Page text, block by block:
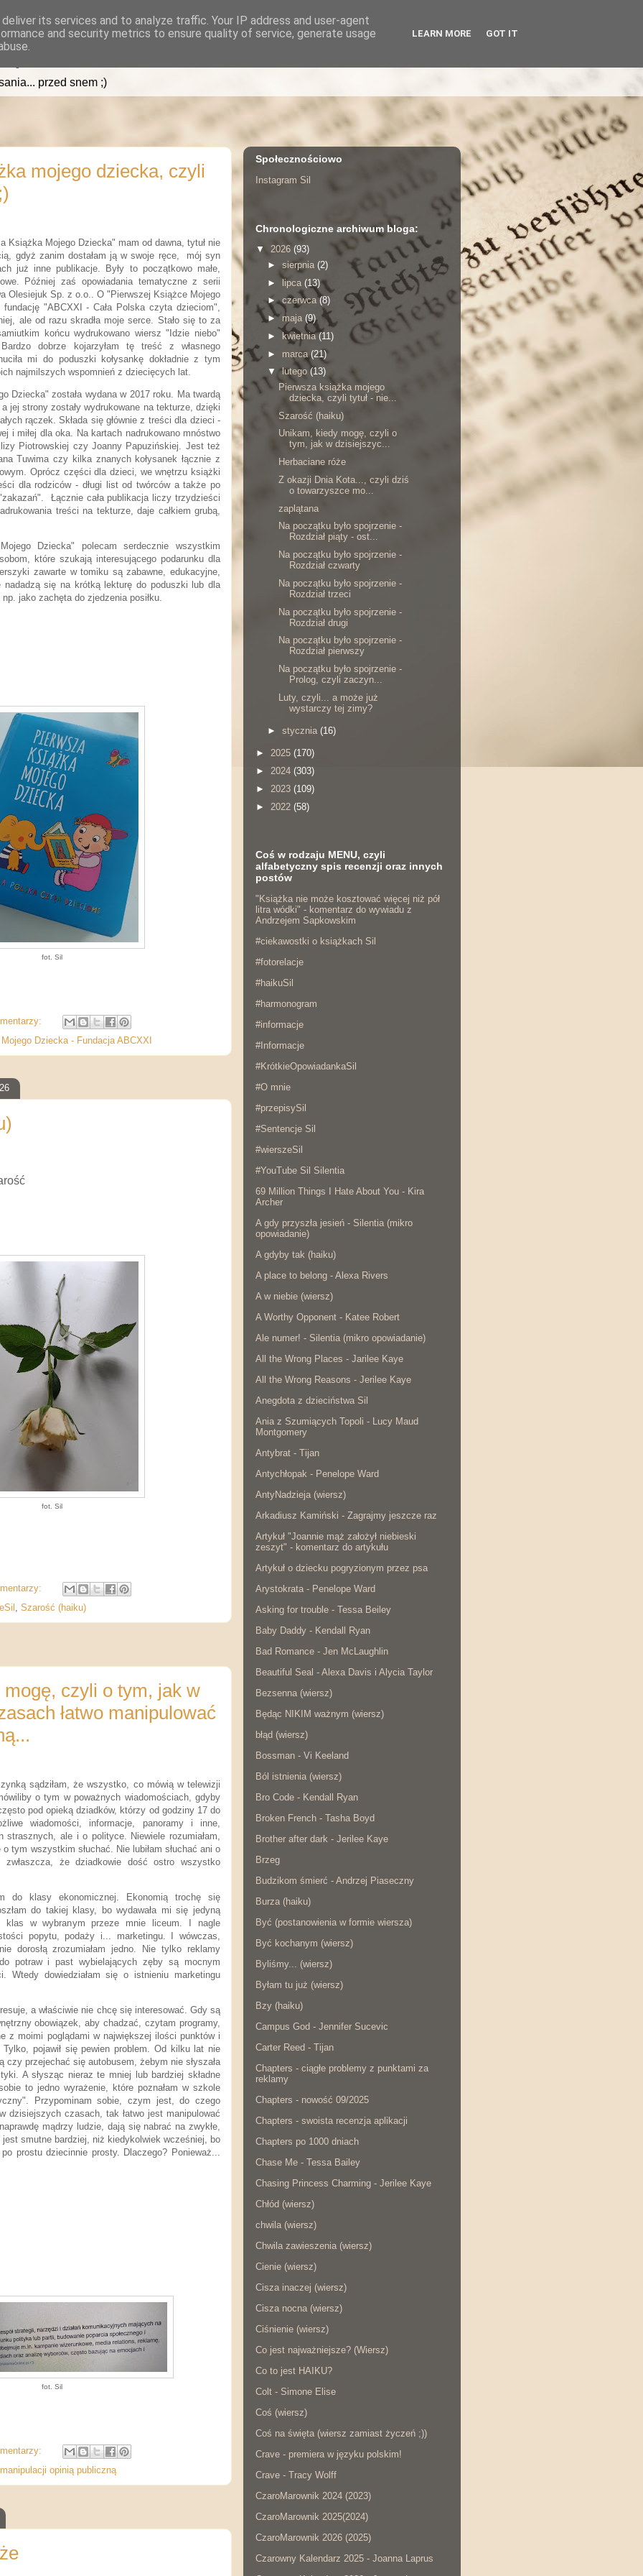
przed snem ;)
mojego dziecka, czyli
Książka Mojego Dziecka" mam od dawna, tytuł nie
gdyż zanim dostałam ją w swoje ręce, mój syn
już inne publikacje. Były to początkowo małe,
Później zaś opowiadania tematyczne z serii
Olesiejuk Sp. z o.o.. O "Pierwszej Książce Mojego
"ABCXXI - Cała Polska czyta dzieciom",
ale od razu skradła moje serce. Stało się to za
końcu wydrukowano wiersz "Idzie niebo"
dobrze kojarzyłam tę treść z własnego
mi do poduszki kołysankę dokładnie z tym
najmilszych wspomnień z dziecięcych lat.
została wydana w 2017 roku. Ma twardą
jej strony zostały wydrukowane na tekturze, dzięki
rączek. Składa się głównie z treści dla dzieci -
i miłej dla oka. Na kartach nadrukowano mnóstwo
Piotrowskiej czy Joanny Papuzińskiej. Jest też
Tuwima czy kilka znanych kołysanek łącznie z
Oprócz części dla dzieci, we wnętrzu książki
dla rodziców - długi list od twórców a także po
Łącznie cała publikacja liczy trzydzieści
treści na tekturze, daje całkiem grubą,
Dziecka" polecam serdecznie wszystkim
które szukają interesującego podarunku dla
zawarte w tomiku są zabawne, edukacyjne,
nadadzą się na krótką lekturę do poduszki lub dla
jako zachęta do zjedzenia posiłku.
fot. Sil
Dziecka - Fundacja ABCXXI
fot. Sil
, Szarość (haiku)
czyli o tym, jak w
łatwo manipulować
sądziłam, że wszystko, co mówią w telewizji
o tym w poważnych wiadomościach, gdyby
pod opieką dziadków, którzy od godziny 17 do
wiadomości, informacje, panoramy i inne,
strasznych, ale i o polityce. Niewiele rozumiałam,
tym wszystkim słuchać. Nie lubiłam słuchać ani o
że dziadkowie dość ostro wszystko
klasy ekonomicznej. Ekonomią trochę się
do takiej klasy, bo wydawała mi się jedyną
klas w wybranym przeze mnie liceum. I nagle
popytu, podaży i... marketingu. I wówczas,
dorosłą zrozumiałam jedno. Nie tylko reklamy
potraw i past wybielających zęby są mocnym
Wtedy dowiedziałam się o istnieniu marketingu
a właściwie nie chcę się interesować. Gdy są
obowiązek, aby chadzać, czytam programy,
z moimi poglądami w największej ilości punktów i
Tylko, pojawił się pewien problem. Od kilku lat nie
czy przejechać się autobusem, żebym nie słyszała
A słysząc nieraz te mniej lub bardziej składne
to jedno wyrażenie, które poznałam w szkole
Przypominam sobie, czym jest, do czego
dzisiejszych czasach, tak łatwo jest manipulować
mądrzy ludzie, dają się nabrać na zwykłe,
jest smutne bardziej, niż kiedykolwiek wcześniej, bo
prostu dziecinnie prosty. Dlaczego? Ponieważ...
fot. Sil
opinią publiczną
Społecznościowo
Instagram Sil
Chronologiczne archiwum bloga:
▼ 2026 (93)
► sierpnia (2)
► lipca (13)
►czerwca(8)
► maja (9)
►
kwietnia(11)
► marca (21)
▼lutego (13)
Pierwsza książka mojego
dziecka, czyli tytuł - nie...
Szarość (haiku)
Unikam, kiedy mogę, czyli o
tym, jak w dzisiejszyc...
Herbaciane róże
Z okazji Dnia Kota..., czyli dziś
o towarzyszce mo...
zaplątana
Na początku było spojrzenie -
Rozdział piąty - ost...
Na początku było spojrzenie -
Rozdział czwarty
Na początku było spojrzenie -
Rozdział trzeci
Na początku było spojrzenie -
Rozdział drugi
Na początku było spojrzenie -
Rozdział pierwszy
Na początku było spojrzenie -
Prolog, czyli zaczyn...
Luty, czyli... a może już
wystarczy tej zimy?
► stycznia (16)
► 2025 (170)
► 2024 (303)
► 2023 (109)
► 2022 (58)
Coś w rodzaju MENU, czyli
alfabetyczny spis recenzji oraz innych
postów
"Książka nie może kosztować więcej niż pół
litra wódki" - komentarz do wywiadu z
Andrzejem Sapkowskim
#ciekawostki o książkach Sil
#fotorelacje
#haikuSil
#harmonogram
#informacje
#Informacje
#KrótkieOpowiadankaSil
#O mnie
#przepisySil
#Sentencje Sil
#wierszeSil
#YouTube Sil Silentia
69 Million Things I Hate About You - Kira
Archer
A gdy przyszła jesień - Silentia (mikro
opowiadanie)
A gdyby tak (haiku)
A place to belong - Alexa Rivers
A w niebie (wiersz)
A Worthy Opponent - Katee Robert
Ale numer! - Silentia (mikro opowiadanie)
All the Wrong Places - Jarilee Kaye
All the Wrong Reasons - Jerilee Kaye
Anegdota z dzieciństwa Sil
Ania z Szumiących Topoli - Lucy Maud
Montgomery
Antybrat - Tijan
Antychłopak - Penelope Ward
AntyNadzieja (wiersz)
Arkadiusz Kamiński - Zagrajmy jeszcze raz
Artykuł "Joannie mąż założył niebieski
zeszyt" - komentarz do artykułu
Artykuł o dziecku pogryzionym przez psa
Arystokrata - Penelope Ward
Asking for trouble - Tessa Beiley
Baby Daddy - Kendall Ryan
Bad Romance - Jen McLaughlin
Beautiful Seal - Alexa Davis i Alycia Taylor
Bezsenna (wiersz)
Będąc NIKIM ważnym (wiersz)
błąd (wiersz)
Bossman - Vi Keeland
Ból istnienia (wiersz)
Bro Code - Kendall Ryan
Broken French - Tasha Boyd
Brother after dark - Jerilee Kaye
Brzeg
Budzikom śmierć - Andrzej Piaseczny
Burza (haiku)
Być (postanowienia w formie wiersza)
Być kochanym (wiersz)
Byliśmy... (wiersz)
Byłam tu już (wiersz)
Bzy (haiku)
Campus God - Jennifer Sucevic
Carter Reed - Tijan
Chapters - ciągłe problemy z punktami za
reklamy
Chapters - nowość 09/2025
Chapters - swoista recenzja aplikacji
Chapters po 1000 dniach
Chase Me - Tessa Bailey
Chasing Princess Charming - Jerilee Kaye
Chłód (wiersz)
chwila (wiersz)
Chwila zawieszenia (wiersz)
Cienie (wiersz)
Cisza inaczej (wiersz)
Cisza nocna (wiersz)
Ciśnienie (wiersz)
Co jest najważniejsze? (Wiersz)
Co to jest HAIKU?
Colt - Simone Elise
Coś (wiersz)
Coś na święta (wiersz zamiast życzeń ;))
Crave - premiera w języku polskim!
Crave - Tracy Wolff
CzaroMarownik 2024 (2023)
CzaroMarownik 2025(2024)
CzaroMarownik 2026 (2025)
Czarowny Kalendarz 2025 - Joanna Laprus
its services and to analyze traffic. Your IP address and user-agent
and security metrics to ensure quality of service, generate usage
LEARN MORE GOT IT